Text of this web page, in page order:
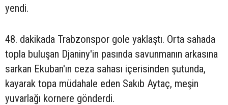
yendi.
48. dakikada Trabzonspor gole yaklaştı. Orta sahada
topla buluşan Djaniny'in pasında savunmanın arkasına
sarkan Ekuban'ın ceza sahası içerisinden şutunda,
kayarak topa müdahale eden Sakıb Aytaç, meşin
yuvarlağı kornere gönderdi.